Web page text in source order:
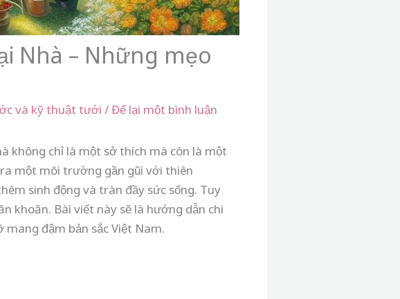
Nhà – Những mẹo
và kỹ thuật tưới /Để lại một bình luận
không chỉ là một sở thích mà còn là một
một môi trường gần gũi với thiên
sinh động và tràn đầy sức sống. Tuy
khoăn. Bài viết này sẽ là hướng dẫn chi
đậm bản sắc Việt Nam.